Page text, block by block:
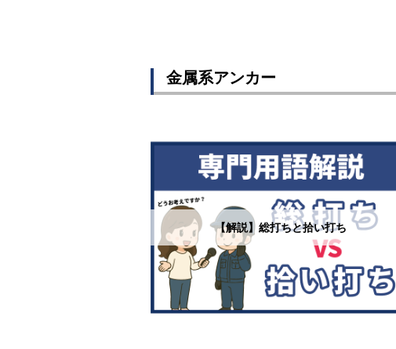
金属系アンカー
【解説】総打ちと拾い打ち